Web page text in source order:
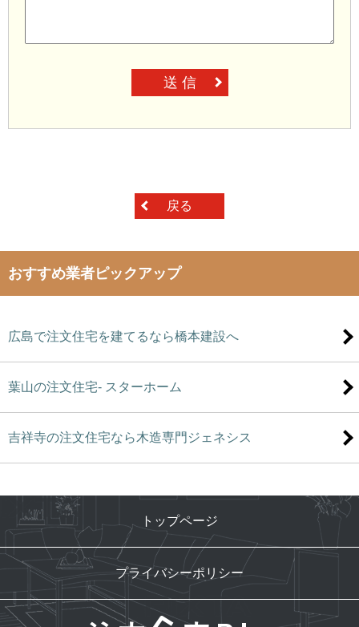
送 信
戻る
おすすめ業者ピックアップ
広島で注文住宅を建てるなら橋本建設へ
葉山の注文住宅- スターホーム
吉祥寺の注文住宅なら木造専門ジェネシス
トップページ
プライバシーポリシー